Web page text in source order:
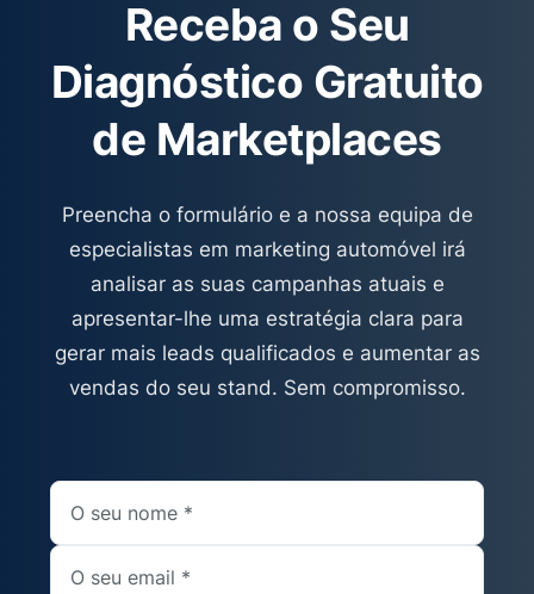
obrigatório para qualquer stand
profissional. A pergunta certa não é “sair
do StandVirtual?” — é “como reduzir
dependência de 90% para 40% em 12
meses?”.
Receba o Seu
Diagnóstico Gratuito
de Marketplaces
Preencha o formulário e a nossa equipa de
especialistas em marketing automóvel irá
analisar as suas campanhas atuais e
apresentar-lhe uma estratégia clara para
gerar mais leads qualificados e aumentar as
vendas do seu stand. Sem compromisso.